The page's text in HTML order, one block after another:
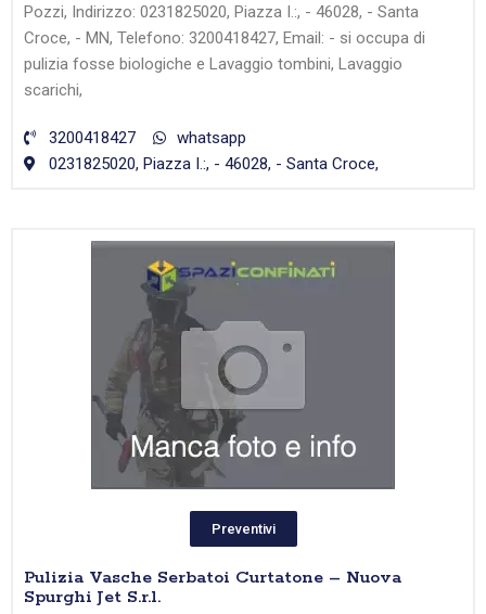
Pozzi, Indirizzo: 0231825020, Piazza I.:, - 46028, - Santa
Croce, - MN, Telefono: 3200418427, Email: - si occupa di
pulizia fosse biologiche e Lavaggio tombini, Lavaggio
scarichi,
3200418427
whatsapp
0231825020, Piazza I.:, - 46028, - Santa Croce,
Preventivi
Pulizia Vasche Serbatoi Curtatone – Nuova
Spurghi Jet S.r.l.